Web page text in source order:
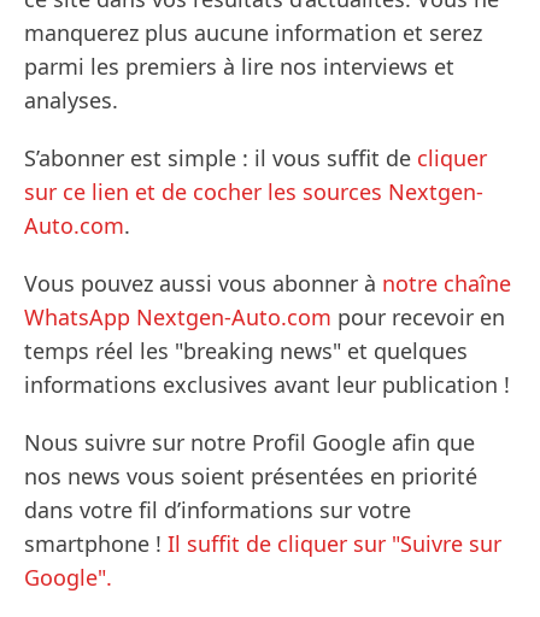
manquerez plus aucune information et serez
parmi les premiers à lire nos interviews et
analyses.
S’abonner est simple : il vous suffit de cliquer
sur ce lien et de cocher les sources Nextgen-
Auto.com.
Vous pouvez aussi vous abonner à notre chaîne
WhatsApp Nextgen-Auto.com pour recevoir en
temps réel les "breaking news" et quelques
informations exclusives avant leur publication !
Nous suivre sur notre Profil Google afin que
nos news vous soient présentées en priorité
dans votre fil d’informations sur votre
smartphone ! Il suffit de cliquer sur "Suivre sur
Google".